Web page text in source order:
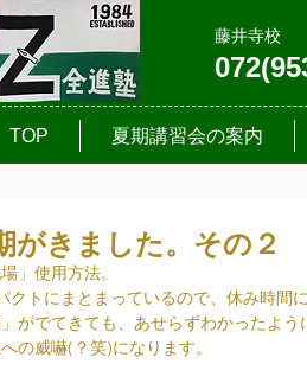
藤井寺校
TOP 夏期講習会の案内
がきました。その２
」使用方法。
トにまとまっているので、休み時間
がでてきても、あせらずわかったよう
の威嚇(？笑)になります。